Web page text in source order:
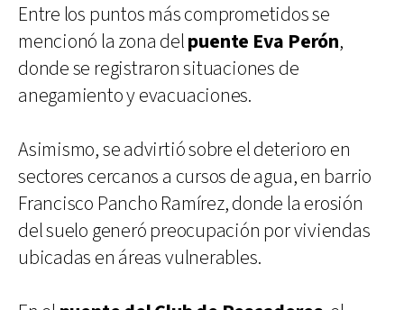
Entre los puntos más comprometidos se
mencionó la zona delpuente Eva Perón,
donde se registraron situaciones de
anegamiento y evacuaciones.
Asimismo, se advirtió sobre el deterioro en
sectores cercanos a cursos de agua, en barrio
Francisco Pancho Ramírez, donde la erosión
del suelo generó preocupación por viviendas
ubicadas en áreas vulnerables.